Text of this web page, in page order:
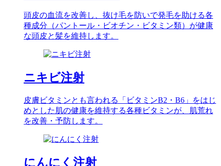
頭皮の血流を改善し、抜け毛を防いで発毛を助ける各
種成分（パントール・ビオチン・ビタミン類）が健康
な頭皮と髪を維持します。
ニキビ注射
皮膚ビタミンとも言われる「ビタミンB2・B6」をはじ
めとした肌の健康を維持する各種ビタミンが、肌荒れ
を改善・予防します。
にんにく注射